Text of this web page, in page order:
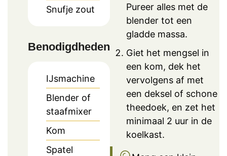
Snufje zout
Benodigdheden
IJsmachine
Blender of
staafmixer
Kom
Spatel
Pureer alles met de
blender tot een
gladde massa.
Giet het mengsel in
een kom, dek het
vervolgens af met
een deksel of schone
theedoek, en zet het
minimaal 2 uur in de
koelkast.